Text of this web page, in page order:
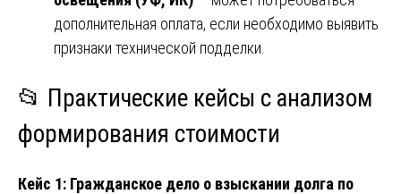
дополнительная оплата, если необходимо выявить
признаки технической подделки.
📂 Практические кейсы с анализом
формирования стоимости
Кейс 1: Гражданское дело о взыскании долга по